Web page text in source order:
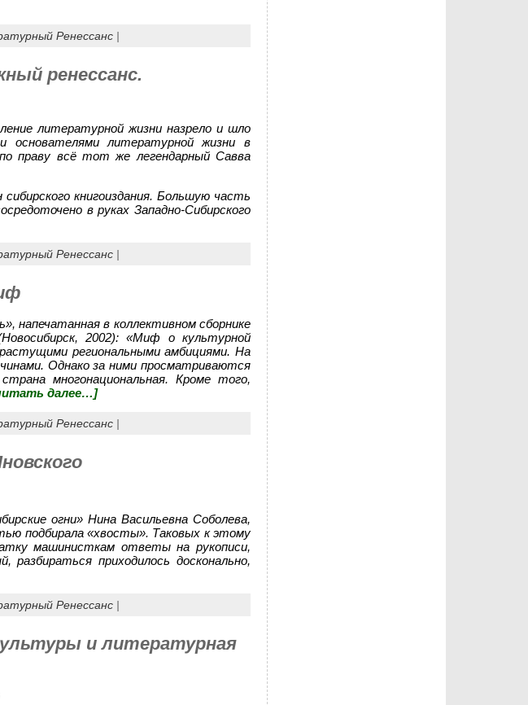
Ренессанс|
ренессанс.
литературной жизни назрело и шло
основателями литературной жизни в
праву всё тот же легендарный Савва
книгоиздания. Большую часть
в руках Западно-Сибирского
Ренессанс|
напечатанная в коллективном сборнике
2002): «Миф о культурной
региональными амбициями. На
Однако за ними просматриваются
многонациональная. Кроме того,
далее…]
Ренессанс|
огни» Нина Васильевна Соболева,
подбирала «хвосты». Таковых к этому
машинисткам ответы на рукописи,
приходилось досконально,
Ренессанс|
и литературная